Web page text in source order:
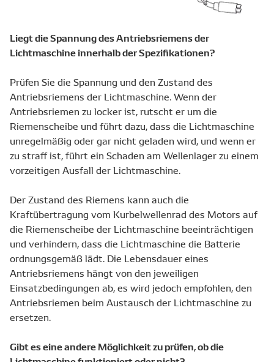
Liegt die Spannung des Antriebsriemens der
Lichtmaschine innerhalb der Spezifikationen?
Prüfen Sie die Spannung und den Zustand des
Antriebsriemens der Lichtmaschine. Wenn der
Antriebsriemen zu locker ist, rutscht er um die
Riemenscheibe und führt dazu, dass die Lichtmaschine
unregelmäßig oder gar nicht geladen wird, und wenn er
zu straff ist, führt ein Schaden am Wellenlager zu einem
vorzeitigen Ausfall der Lichtmaschine.
Der Zustand des Riemens kann auch die
Kraftübertragung vom Kurbelwellenrad des Motors auf
die Riemenscheibe der Lichtmaschine beeinträchtigen
und verhindern, dass die Lichtmaschine die Batterie
ordnungsgemäß lädt. Die Lebensdauer eines
Antriebsriemens hängt von den jeweiligen
Einsatzbedingungen ab, es wird jedoch empfohlen, den
Antriebsriemen beim Austausch der Lichtmaschine zu
ersetzen.
Gibt es eine andere Möglichkeit zu prüfen, ob die